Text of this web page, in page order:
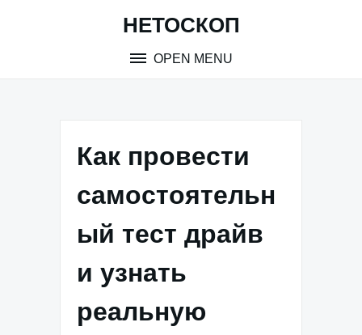
НЕТОСКОП
OPEN MENU
Как провести
самостоятельн
ый тест драйв
и узнать
реальную